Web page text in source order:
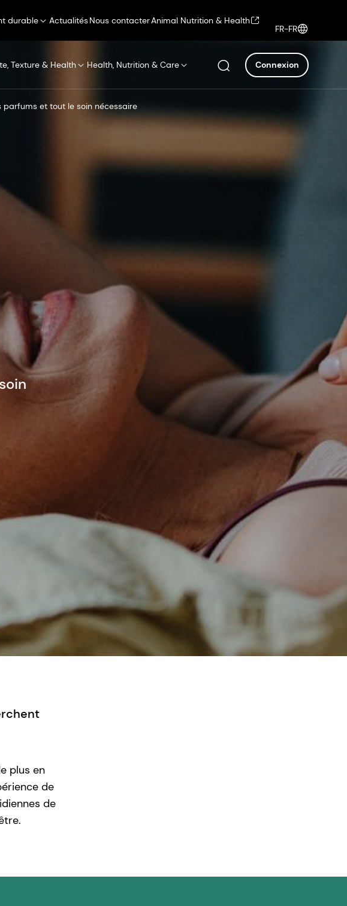
durable ActualitésNous contacterAnimal Nutrition & Health
FR-FR
Texture & Health Health, Nutrition & Care Connexion
parfums et tout le soin nécessaire
plus en
de
de